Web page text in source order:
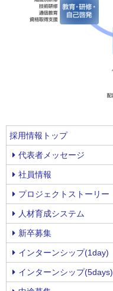
採用情報トップ
代表者メッセージ
社員情報
プロジェクトストーリー
人材育成システム
新卒募集
インターンシップ(1day)
インターンシップ(5days)